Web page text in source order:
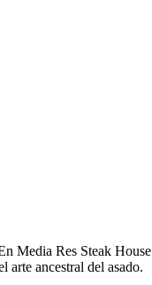
Media Res Steak
arte ancestral del asado.